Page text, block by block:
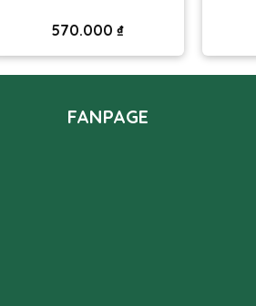
570.000 ₫
FANPAGE